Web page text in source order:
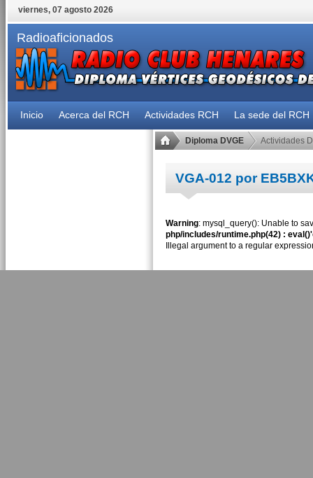
viernes, 07 agosto 2026
Radioaficionados
Inicio Acerca del RCH Actividades RCH La sede del RCH
Diploma DVGE Actividades
VGA-012 por
Warning: mysql_query(): Unable to
php/includes/runtime.php(42) :
Illegal argument to a regular